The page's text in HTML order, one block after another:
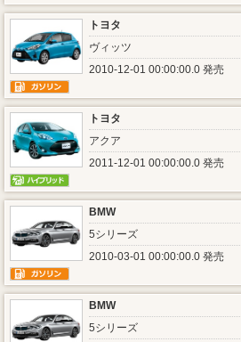
トヨタ
ヴィッツ
2010-12-01 00:00:00.0 発売
トヨタ
アクア
2011-12-01 00:00:00.0 発売
BMW
5シリーズ
2010-03-01 00:00:00.0 発売
BMW
5シリーズ